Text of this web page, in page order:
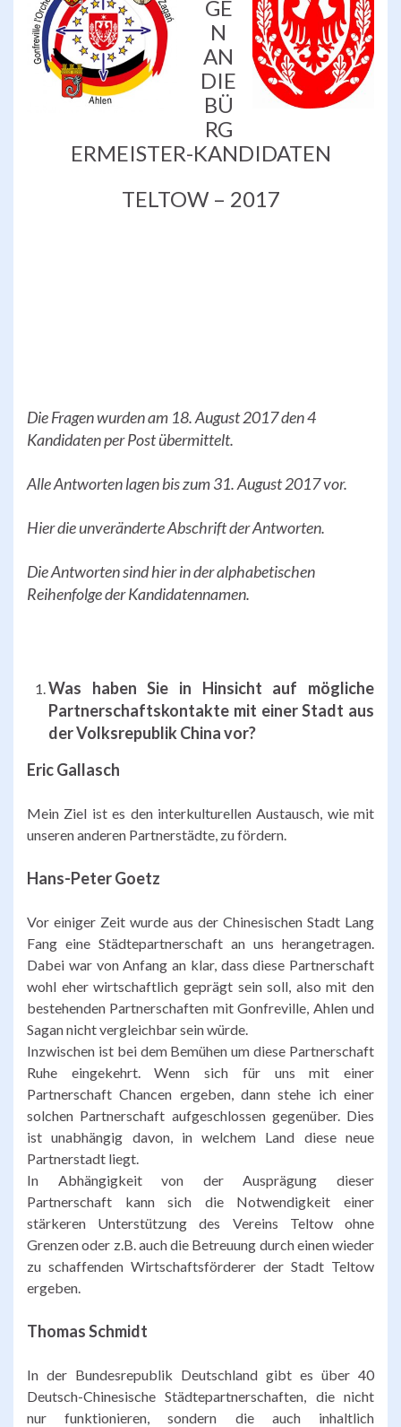
GE
N
AN
DIE
BÜ
RG
ERMEISTER-KANDIDATEN
TELTOW – 2017
Die Fragen wurden am 18. August 2017 den 4
Kandidaten per Post übermittelt.
Alle Antworten lagen bis zum 31. August 2017 vor.
Hier die unveränderte Abschrift der Antworten.
Die Antworten sind hier in der alphabetischen
Reihenfolge der Kandidatennamen.
Was haben Sie in Hinsicht auf mögliche
Partnerschaftskontakte mit einerStadt aus
der Volksrepublik Chinavor?
Eric Gallasch
Mein Ziel ist es den interkulturellen Austausch, wie mit
unseren anderen Partnerstädte, zu fördern.
Hans-Peter Goetz
Vor einiger Zeit wurde aus der Chinesischen Stadt Lang
Fang eine Städtepartnerschaft an uns herangetragen.
Dabei war von Anfang an klar, dass diese Partnerschaft
wohl eher wirtschaftlich geprägt sein soll, also mit den
bestehenden Partnerschaften mit Gonfreville, Ahlen und
Sagan nicht vergleichbar sein würde.
Inzwischen ist bei dem Bemühen um diese Partnerschaft
Ruhe eingekehrt. Wenn sich für uns mit einer
Partnerschaft Chancen ergeben, dann stehe ich einer
solchen Partnerschaft aufgeschlossen gegenüber. Dies
ist unabhängig davon, in welchem Land diese neue
Partnerstadt liegt.
In Abhängigkeit von der Ausprägung dieser
Partnerschaft kann sich die Notwendigkeit einer
stärkeren Unterstützung des Vereins Teltow ohne
Grenzen oder z.B. auch die Betreuung durch einen wieder
zu schaffenden Wirtschaftsförderer der Stadt Teltow
ergeben.
Thomas Schmidt
In der Bundesrepublik Deutschland gibt es über 40
Deutsch-Chinesische Städtepartnerschaften, die nicht
nur funktionieren, sondern die auch inhaltlich